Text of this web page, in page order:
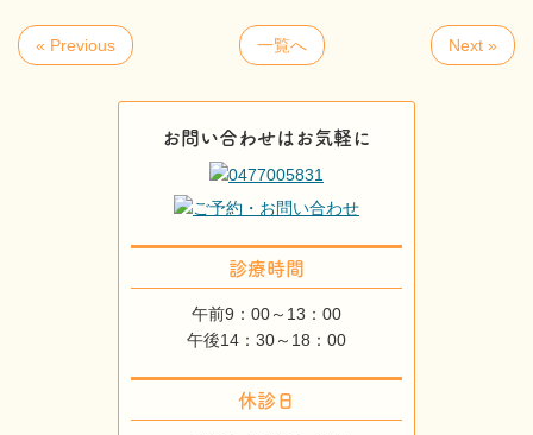
« Previous 一覧へ Next »
お問い合わせはお気軽に
診療時間
午前9：00～13：00
午後14：30～18：00
休診日